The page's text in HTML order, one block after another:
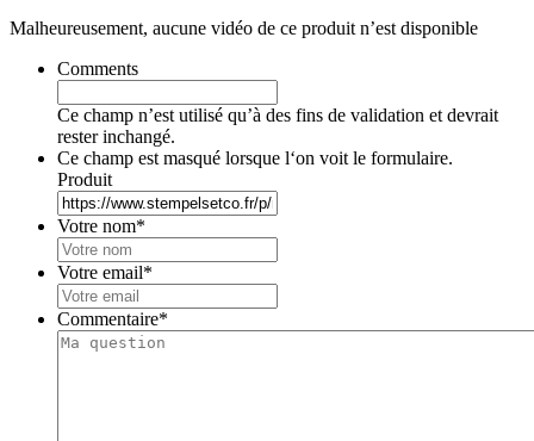
Malheureusement, aucune vidéo de ce produit n’est disponible
Comments
Ce champ n’est utilisé qu’à des fins de validation et devrait
rester inchangé.
Ce champ est masqué lorsque l‘on voit le formulaire.
Produit
Votre nom*
Votre email*
Commentaire*